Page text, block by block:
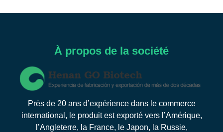
À propos de la société
Près de 20 ans d’expérience dans le commerce
international, le produit est exporté vers l’Amérique,
l’Angleterre, la France, le Japon, la Russie,